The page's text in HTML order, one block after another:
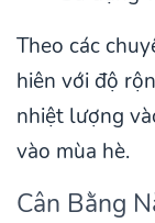
Theo các
hiên với độ
nhiệt lượng
vào mùa hè.
Cân Bằng